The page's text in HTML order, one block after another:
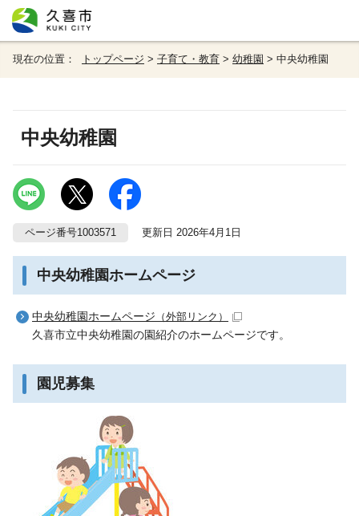
現在の位置： トップページ > 子育て・教育 > 幼稚園 > 中央幼稚園
中央幼稚園
ページ番号1003571 更新日 2026年4月1日
中央幼稚園ホームページ
中央幼稚園ホームページ （外部リンク）
久喜市立中央幼稚園の園紹介のホームページです。
園児募集